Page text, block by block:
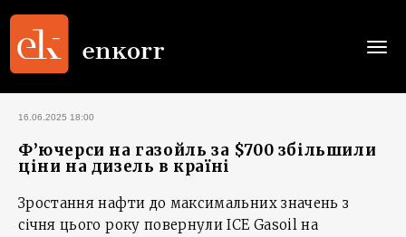
16.06.2025 18:00
Ф’ючерси на газойль за $700 збільшили
ціни на дизель в країні
Зростання нафти до максимальних значень з
січня цього року повернули ICE Gasoil на